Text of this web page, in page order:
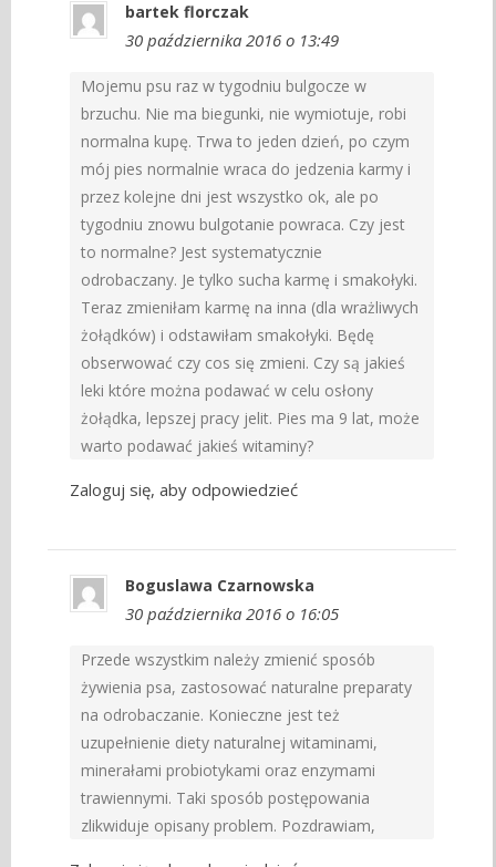
bartek florczak
30 października 2016 o 13:49
Mojemu psu raz w tygodniu bulgocze w
brzuchu. Nie ma biegunki, nie wymiotuje, robi
normalna kupę. Trwa to jeden dzień, po czym
mój pies normalnie wraca do jedzenia karmy i
przez kolejne dni jest wszystko ok, ale po
tygodniu znowu bulgotanie powraca. Czy jest
to normalne? Jest systematycznie
odrobaczany. Je tylko sucha karmę i smakołyki.
Teraz zmieniłam karmę na inna (dla wrażliwych
żołądków) i odstawiłam smakołyki. Będę
obserwować czy cos się zmieni. Czy są jakieś
leki które można podawać w celu osłony
żołądka, lepszej pracy jelit. Pies ma 9 lat, może
warto podawać jakieś witaminy?
Zaloguj się, aby odpowiedzieć
Boguslawa Czarnowska
30 października 2016 o 16:05
Przede wszystkim należy zmienić sposób
żywienia psa, zastosować naturalne preparaty
na odrobaczanie. Konieczne jest też
uzupełnienie diety naturalnej witaminami,
minerałami probiotykami oraz enzymami
trawiennymi. Taki sposób postępowania
zlikwiduje opisany problem. Pozdrawiam,